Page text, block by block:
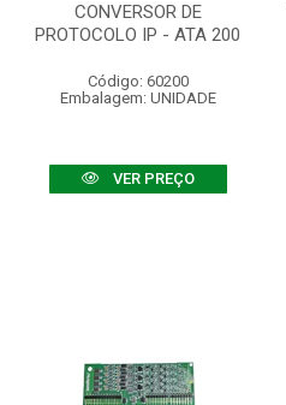
CONVERSOR DE
PROTOCOLO IP - ATA 200
Código: 60200
Embalagem: UNIDADE
VER PREÇO